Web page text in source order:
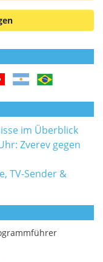
im Überblick
Zverev gegen
TV-Sender &